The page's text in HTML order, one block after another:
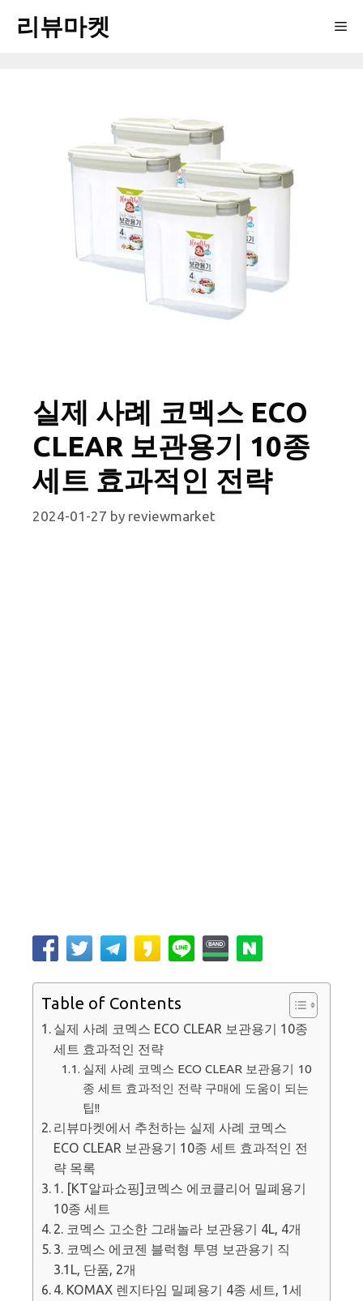
리뷰마켓
실제 사례 코멕스 ECO
CLEAR 보관용기 10종
세트 효과적인 전략
2024-01-27 by reviewmarket
Table of Contents
실제 사례 코멕스 ECO CLEAR 보관용기 10종
세트 효과적인 전략
실제 사례 코멕스 ECO CLEAR 보관용기 10
종 세트 효과적인 전략 구매에 도움이 되는
팁!!
리뷰마켓에서 추천하는 실제 사례 코멕스
ECO CLEAR 보관용기 10종 세트 효과적인 전
략 목록
1. [KT알파쇼핑]코멕스 에코클리어 밀폐용기
10종 세트
2. 코멕스 고소한 그래놀라 보관용기 4L, 4개
3. 코멕스 에코젠 블럭형 투명 보관용기 직
3.1L, 단품, 2개
4. KOMAX 렌지타임 밀폐용기 4종 세트, 1세